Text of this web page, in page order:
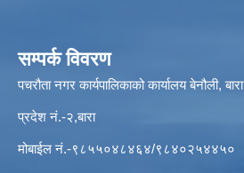
सम्पर्क विवरण
पचरौता नगर कार्यपालिकाको कार्यालय बेनौली, बारा
प्रदेश नं.-२,बारा
मोबाईल नं.-९८५५०४८४६४/९८४०२५४४५०